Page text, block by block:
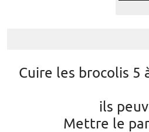
Cuire les brocolis 5
ils
Mettre le